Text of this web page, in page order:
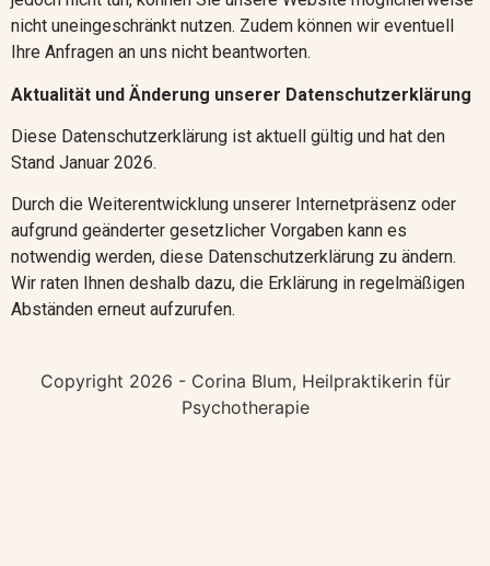
nicht uneingeschränkt nutzen. Zudem können wir eventuell
Ihre Anfragen an uns nicht beantworten.
Aktualität und Änderung unserer Datenschutzerklärung
Diese Datenschutzerklärung ist aktuell gültig und hat den
Stand Januar 2026.
Durch die Weiterentwicklung unserer Internetpräsenz oder
aufgrund geänderter gesetzlicher Vorgaben kann es
notwendig werden, diese Datenschutzerklärung zu ändern.
Wir raten Ihnen deshalb dazu, die Erklärung in regelmäßigen
Abständen erneut aufzurufen.
Copyright 2026 - Corina Blum, Heilpraktikerin für
Psychotherapie